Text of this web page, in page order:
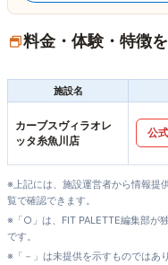
料金・体験・特徴
施設名
カーブスヴィラオレ
ッタ糸魚川店
公式
※上記には、施設運営者から情報提
覧で確認できます。
※「○」は、FIT PALETTE編集部が
です。
※「－」は未提供を示すものではあ